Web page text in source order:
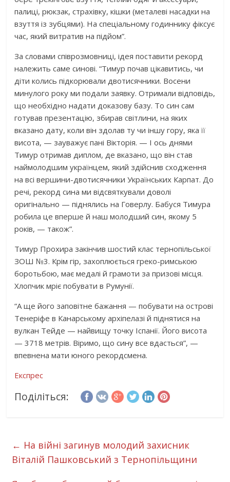
палиці, рюкзак, страхівку, кішки (металеві насадки на
взуття із зубцями). На спеціальному годиннику фіксує
час, який витратив на підйом”.
За словами співрозмовниці, ідея поставити рекорд
належить саме синові. “Тимур почав цікавитись, чи
діти колись підкорювали двотисячники. Восени
минулого року ми подали заявку. Отримали відповідь,
що необхідно надати доказову базу. То син сам
готував презентацію, збирав світлини, на яких
вказано дату, коли він здолав ту чи іншу гору, яка її
висота, — зауважує пані Вікторія. — І ось днями
Тимур отримав диплом, де вказано, що він став
наймолодшим українцем, який здійснив сходження
на всі вершини-двотисячники Українських Карпат. До
речі, рекорд сина ми відсвяткували доволі
оригінально — піднялись на Говерлу. Бабуся Тимура
робила це вперше й наш молодший син, якому 5
років, — також”.
Тимур Прохира закінчив шостий клас тернопільської
ЗОШ №3. Крім гір, захоплюється греко-римською
боротьбою, має медалі й грамоти за призові місця.
Хлопчик мріє побувати в Румунії.
“А ще його заповітне бажання — побувати на острові
Тенеріфе в Канарському архіпелазі й піднятися на
вулкан Тейде — найвищу точку Іспанії. Його висота
— 3718 метрів. Віримо, що сину все вдасться”, —
впевнена мати юного рекордсмена.
Експрес
Поділіться:
← На війні загинув молодий захисник
Віталій Пашковський з Тернопільщини